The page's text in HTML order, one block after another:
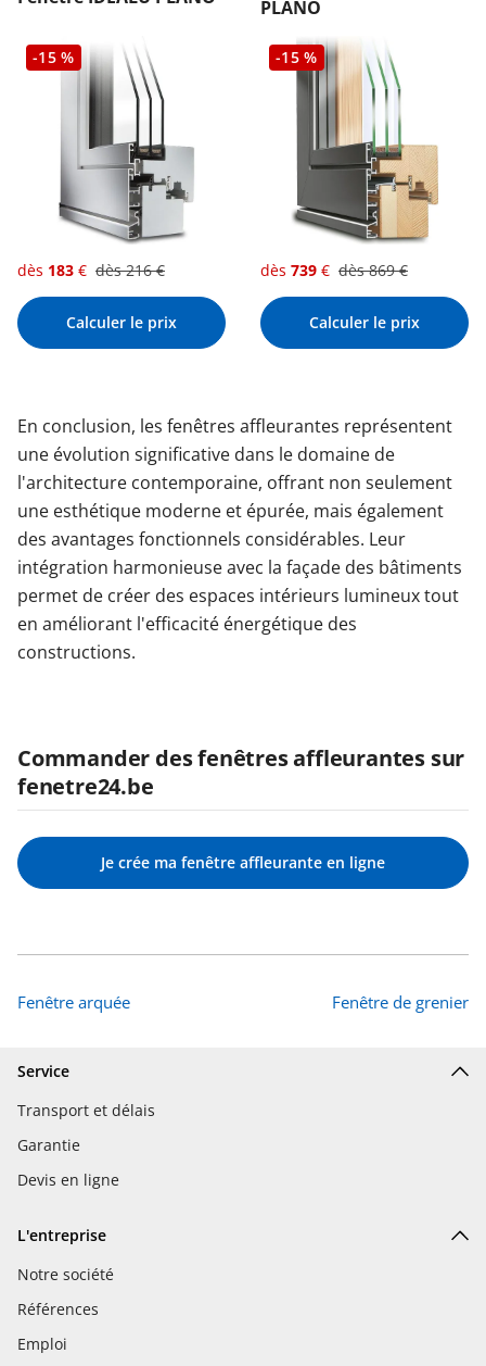
-15 %
dès 183 € dès216€
Calculer le prix
PLANO
-15 %
dès 739 € dès869€
Calculer le prix
En conclusion, les fenêtres affleurantes représentent
une évolution significative dans le domaine de
l'architecture contemporaine, offrant non seulement
une esthétique moderne et épurée, mais également
des avantages fonctionnels considérables. Leur
intégration harmonieuse avec la façade des bâtiments
permet de créer des espaces intérieurs lumineux tout
en améliorant l'efficacité énergétique des
constructions.
Commander des fenêtres affleurantes sur
fenetre24.be
Je crée ma fenêtre affleurante en ligne
Fenêtre arquée Fenêtre de grenier
Service
Transport et délais
Garantie
Devis en ligne
L'entreprise
Notre société
Références
Emploi